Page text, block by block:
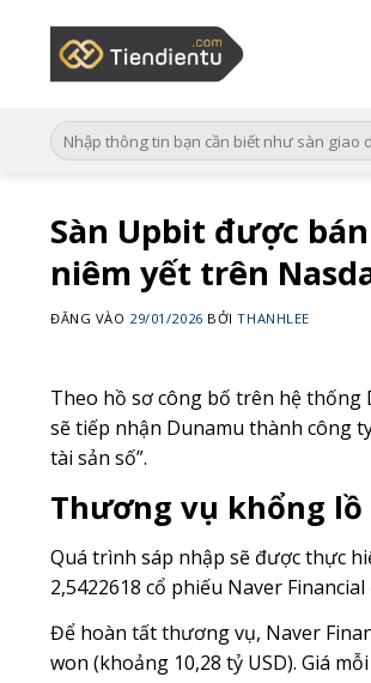
Sàn Upbit được
niêm yết trên
ĐĂNG VÀO 29/01/2026 BỞITHANHLEE
Theo hồ sơ công bố trên hệ thống
sẽ tiếp nhận Dunamu thành công
tài sản số”.
Thương vụ khổng
Quá trình sáp nhập sẽ được thực
2,5422618 cổ phiếu Naver
Để hoàn tất thương vụ, Naver
won (khoảng 10,28 tỷ USD). Giá